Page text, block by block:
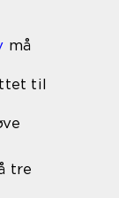
må
til
tre